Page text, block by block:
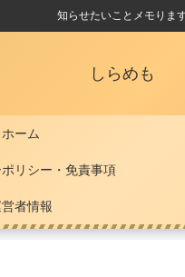
知らせたいことメモりま
しらめも
ホーム
リシー・免責事項
者情報